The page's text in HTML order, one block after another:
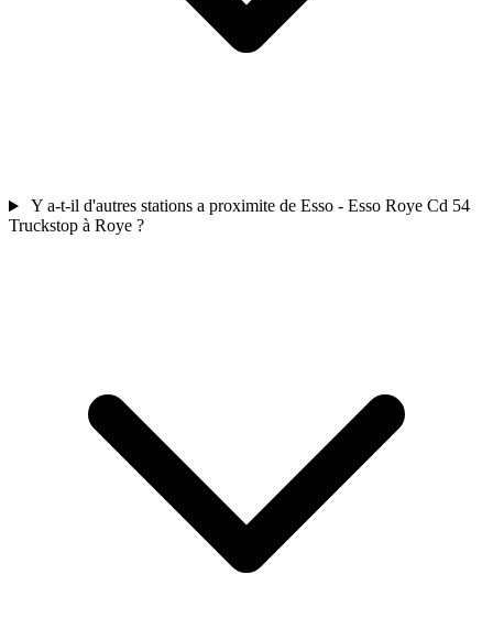
Y a-t-il d'autres stations a proximite de Esso - Esso Roye Cd 54
Truckstop à Roye ?